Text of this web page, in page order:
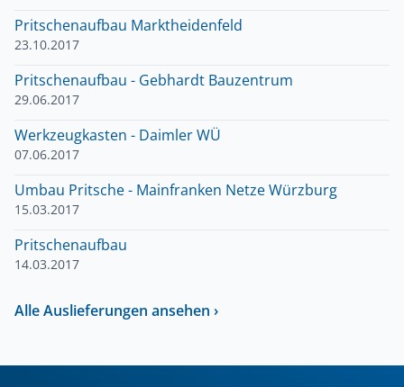
Pritschenaufbau Marktheidenfeld
23.10.2017
Pritschenaufbau - Gebhardt Bauzentrum
29.06.2017
Werkzeugkasten - Daimler WÜ
07.06.2017
Umbau Pritsche - Mainfranken Netze Würzburg
15.03.2017
Pritschenaufbau
14.03.2017
Alle Auslieferungen ansehen ›